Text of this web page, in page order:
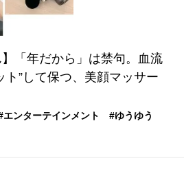
】「年だから」は禁句。血流
ト”して保つ、美顔マッサー
エンターテインメント
#ゆうゆう